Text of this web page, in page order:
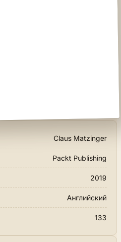
Claus Matzinger
Packt Publishing
2019
Английский
133